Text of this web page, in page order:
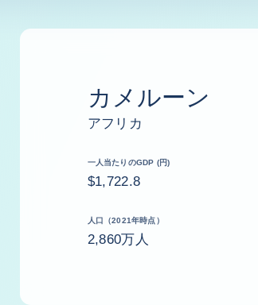
カメルーン
アフリカ
一人当たりのGDP (円)
$1,722.8
人口（2021年時点）
2,860万人